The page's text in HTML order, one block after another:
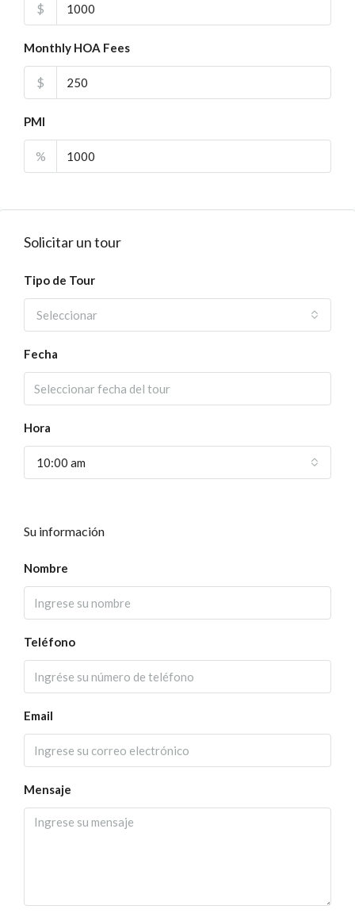
$
Monthly HOA Fees
$
PMI
%
Solicitar un tour
Tipo de Tour
Seleccionar
Fecha
Hora
10:00 am
Su información
Nombre
Teléfono
Email
Mensaje